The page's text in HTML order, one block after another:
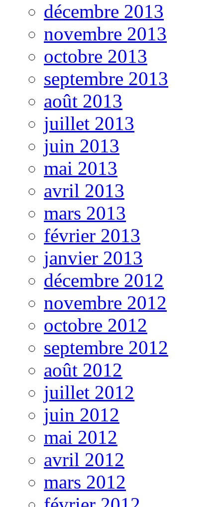
décembre 2013
novembre 2013
octobre 2013
septembre 2013
août 2013
juillet 2013
juin 2013
mai 2013
avril 2013
mars 2013
février 2013
janvier 2013
décembre 2012
novembre 2012
octobre 2012
septembre 2012
août 2012
juillet 2012
juin 2012
mai 2012
avril 2012
mars 2012